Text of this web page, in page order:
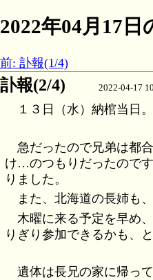
2022年04月17日
前: 訃報(1/4)
訃報(2/4) 2022-04-17
１３日（水）納棺当日。
急だったので兄弟は都
け…のつもりだったので
りました。
また、北海道の長姉も
木曜に来る予定を早め
りぎり参加できるかも、
遺体は長兄の家に帰っ